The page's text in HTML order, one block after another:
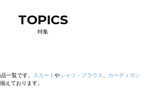
TOPICS
特集
一覧です。 スカート やシャツ・ブラウス
カーディガン
えております。